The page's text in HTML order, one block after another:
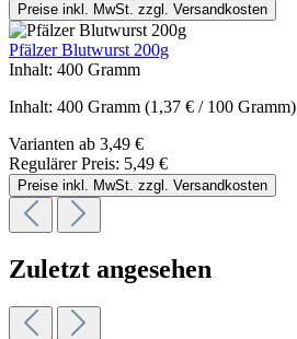
Preise inkl. MwSt. zzgl. Versandkosten
Pfälzer Blutwurst 200g
Inhalt: 400 Gramm
Inhalt: 400 Gramm (1,37 € / 100 Gramm)
Varianten ab 3,49 €
Regulärer Preis: 5,49 €
Preise inkl. MwSt. zzgl. Versandkosten
Zuletzt angesehen